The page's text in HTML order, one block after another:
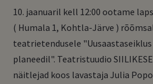
10. jaanuaril kell 12:00 ootame
( Humala 1, Kohtla-Järve )
teatrietendusele
planeedil". Teatristuudio
näitlejad koos lavastaja Julia